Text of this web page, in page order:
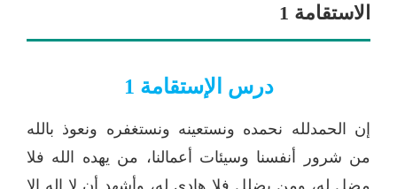
الاستقامة 1
درس الإستقامة 1
إن الحمدلله نحمده ونستعينه ونستغفره ونعوذ بالله
من شرور أنفسنا وسيئات أعمالنا، من يهده الله فلا
مضل له، ومن يضلل فلا هادي له، وأشهد أن لا إله إلا